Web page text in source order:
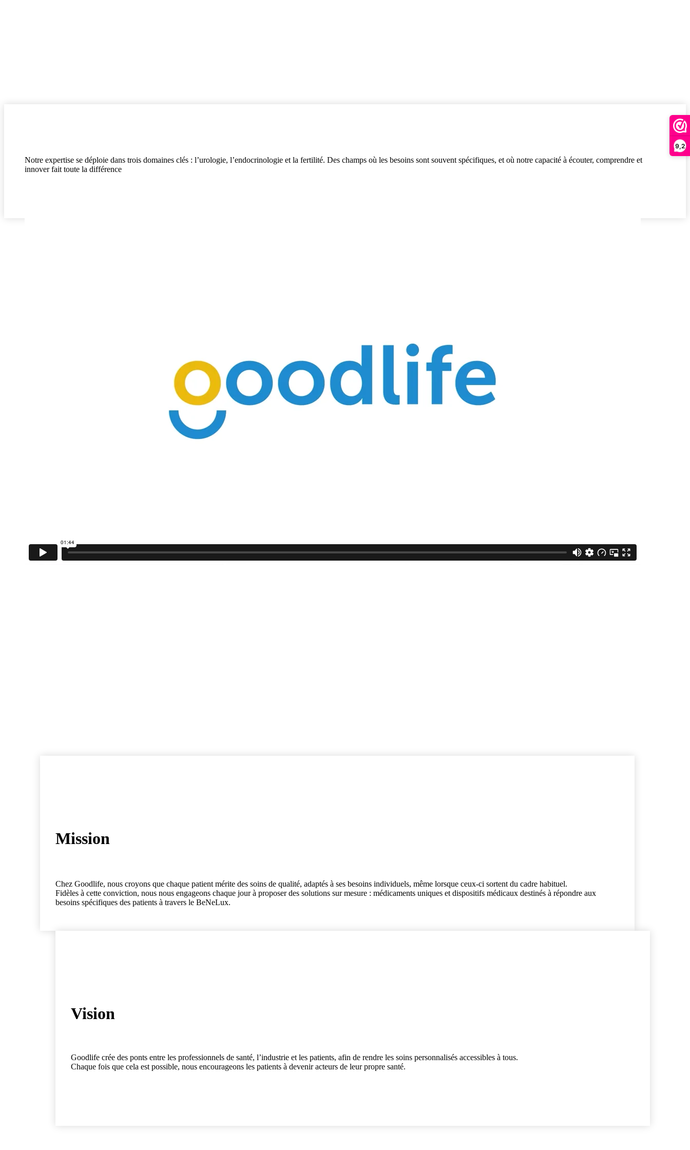
9,2
Notre expertise se déploie dans trois domaines clés : l’urologie, l’endocrinologie et la fertilité. Des champs où les besoins sont souvent spécifiques, et où notre capacité à écouter, comprendre et
innover fait toute la différence
Mission
Chez Goodlife, nous croyons que chaque patient mérite des soins de qualité, adaptés à ses besoins individuels, même lorsque ceux-ci sortent du cadre habituel.
Fidèles à cette conviction, nous nous engageons chaque jour à proposer des solutions sur mesure : médicaments uniques et dispositifs médicaux destinés à répondre aux
besoins spécifiques des patients à travers le BeNeLux.
Vision
Goodlife crée des ponts entre les professionnels de santé, l’industrie et les patients, afin de rendre les soins personnalisés accessibles à tous.
Chaque fois que cela est possible, nous encourageons les patients à devenir acteurs de leur propre santé.